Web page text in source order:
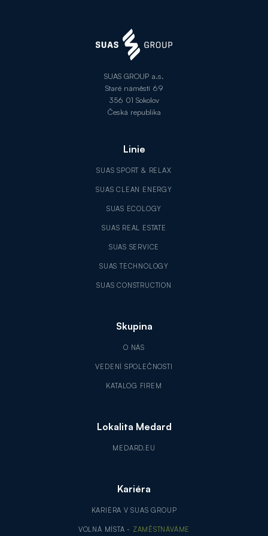
SUAS GROUP a.s.
Staré náměstí 69
356 01 Sokolov
Česká republika
Linie
SUAS SPORT & RELAX
SUAS CLEAN ENERGY
SUAS ECOLOGY
SUAS REAL ESTATE
SUAS SERVICE
SUAS TECHNOLOGY
SUAS CONSTRUCTION
Skupina
O NÁS
VEDENÍ SPOLEČNOSTI
KATALOG FIREM
Lokalita Medard
MEDARD.EU
Kariéra
KARIÉRA V SUAS GROUP
VOLNÁ MÍSTA - ZAMĚSTNÁVÁME